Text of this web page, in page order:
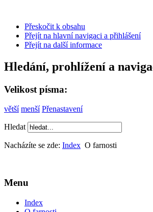
Přeskočit k obsahu
Přejít na hlavní navigaci a přihlášení
Přejít na další informace
Hledání, prohlížení a
Velikost písma:
větší menší Přenastavení
Hledat
Nacházíte se zde: Index O farnosti
Menu
Index